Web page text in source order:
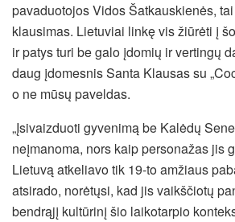
pavaduotojos Vidos Šatkauskienės,
klausimas. Lietuviai linkę vis žiūrėti į
ir patys turi be galo įdomių ir vertingų
daug įdomesnis Santa Klausas su
o ne mūsų paveldas.
„Įsivaizduoti gyvenimą be Kalėdų
neįmanoma, nors kaip personažas jis
Lietuvą atkeliavo tik 19-to amžiaus
atsirado, norėtųsi, kad jis vaikščiotų
bendrąjį kultūrinį šio laikotarpio